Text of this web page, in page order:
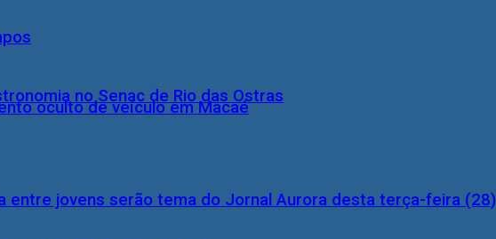
no Senac de Rio das Ostras
entre jovens serão tema do Jornal Aurora desta terça-feira (28)
oculto de veículo em Macaé